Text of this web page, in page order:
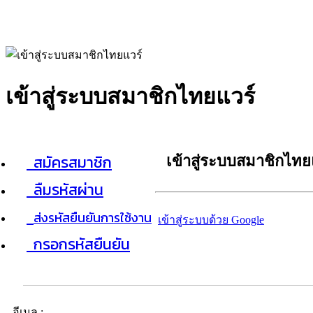
เข้าสู่ระบบสมาชิกไทยแวร์
สมัครสมาชิก
ลืมรหัสผ่าน
ส่งรหัสยืนยันการใช้งาน
กรอกรหัสยืนยัน
เข้าสู่ระบบสมาชิกไท
เข้าสู่ระบบด้วย Google